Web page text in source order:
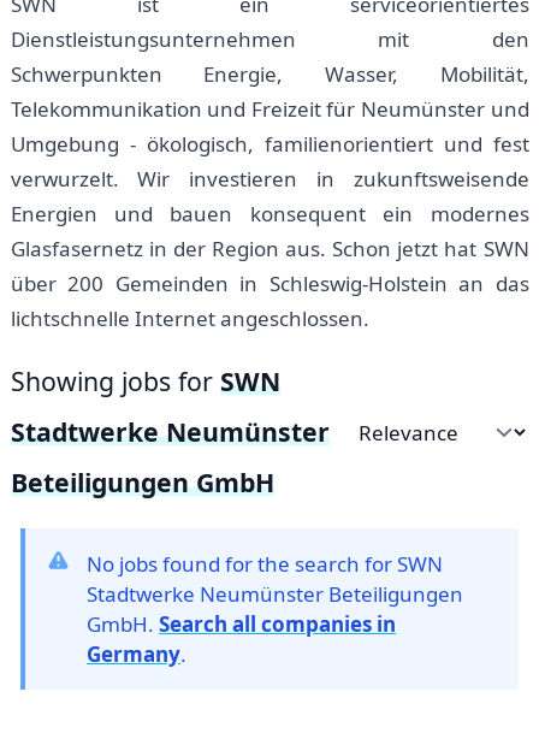
Dienstleistungsunternehmen mit den
Schwerpunkten Energie, Wasser, Mobilität,
Telekommunikation und Freizeit für Neumünster und
Umgebung - ökologisch, familienorientiert und fest
verwurzelt. Wir investieren in zukunftsweisende
Energien und bauen konsequent ein modernes
Glasfasernetz in der Region aus. Schon jetzt hat SWN
über 200 Gemeinden in Schleswig-Holstein an das
lichtschnelle Internet angeschlossen.
Showing jobs for SWN
Stadtwerke Neumünster
Beteiligungen GmbH
Sort by
No jobs found for the search for SWN
Stadtwerke Neumünster Beteiligungen
GmbH. Search all companies in
Germany.